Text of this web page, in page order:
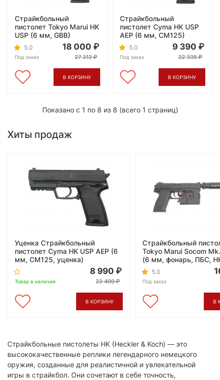
Страйкбольный
пистолет Tokyo Marui HK
USP (6 мм, GBB)
5.0
Под заказ
18 000
27 312
В КОРЗИНУ
Страйкбольный
пистолет Cyma HK USP
AEP (6 мм, CM125)
5.0
Под заказ
9 390
22 335
В КОРЗИНУ
Показано с 1 по 8 из 8 (всего 1 страниц)
Хиты продаж
Уценка Страйкбольный
пистолет Cyma HK USP AEP (6
мм, CM125, уценка)
Товар в наличии
8 990
22 400
В КОРЗИНУ
Страйкбольный
Tokyo Marui Socom
(6 мм, фонарь, ПБС,
5.0
Под заказ
В
Страйкбольные пистолеты HK (Heckler & Koch) — это
высококачественные реплики легендарного немецкого
оружия, созданные для реалистичной и увлекательной
игры в страйкбол. Они сочетают в себе точность,